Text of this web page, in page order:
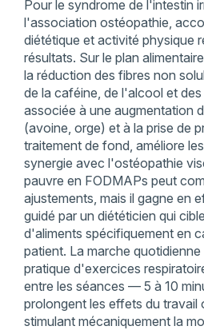
Pour le syndrome de l'intestin
l'association ostéopathie,
diététique et activité physique
résultats. Sur le plan
la réduction des fibres non
de la caféine, de l'alcool et des
associée à une augmentation
(avoine, orge) et à la prise de
traitement de fond, améliore
synergie avec l'ostéopathie
pauvre en FODMAPs peut
ajustements, mais il gagne en
guidé par un diététicien qui
d'aliments spécifiquement en
patient. La marche
pratique d'exercices
entre les séances — 5 à 10
prolongent les effets du travail
stimulant mécaniquement la